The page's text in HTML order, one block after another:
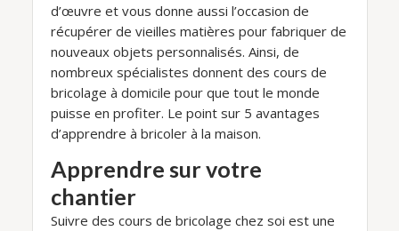
d’œuvre et vous donne aussi l’occasion de
récupérer de vieilles matières pour fabriquer de
nouveaux objets personnalisés. Ainsi, de
nombreux spécialistes donnent des cours de
bricolage à domicile pour que tout le monde
puisse en profiter. Le point sur 5 avantages
d’apprendre à bricoler à la maison.
Apprendre sur votre
chantier
Suivre des cours de bricolage chez soi est une